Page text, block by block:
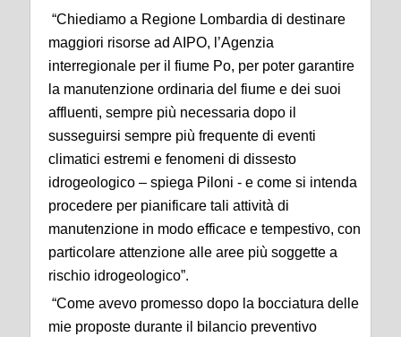
“Chiediamo a Regione Lombardia di destinare
maggiori risorse ad AIPO, l’Agenzia
interregionale per il fiume Po, per poter garantire
la manutenzione ordinaria del fiume e dei suoi
affluenti, sempre più necessaria dopo il
susseguirsi sempre più frequente di eventi
climatici estremi e fenomeni di dissesto
idrogeologico – spiega Piloni - e come si intenda
procedere per pianificare tali attività di
manutenzione in modo efficace e tempestivo, con
particolare attenzione alle aree più soggette a
rischio idrogeologico”.
“Come avevo promesso dopo la bocciatura delle
mie proposte durante il bilancio preventivo